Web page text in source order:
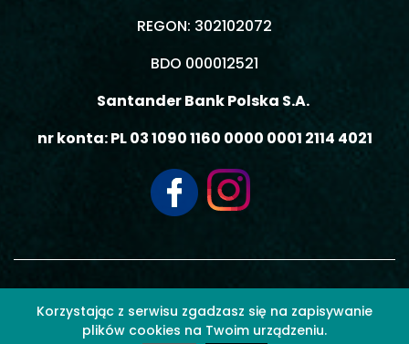
Korzystając z serwisu zgadzasz się na zapisywanie
plików cookies na Twoim urządzeniu.
REGON: 302102072
BDO 000012521
Santander Bank Polska S.A.
nr konta: PL 03 1090 1160 0000 0001 2114 4021